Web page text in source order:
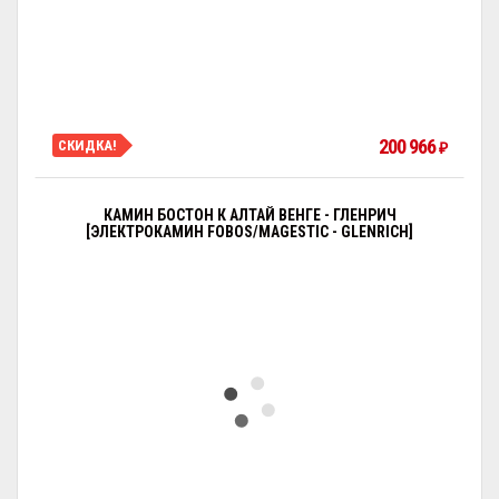
СКИДКА! 200 966₽
КАМИН БОСТОН К АЛТАЙ ВЕНГЕ - ГЛЕНРИЧ
[ЭЛЕКТРОКАМИН FOBOS/MAGESTIC - GLENRICH]